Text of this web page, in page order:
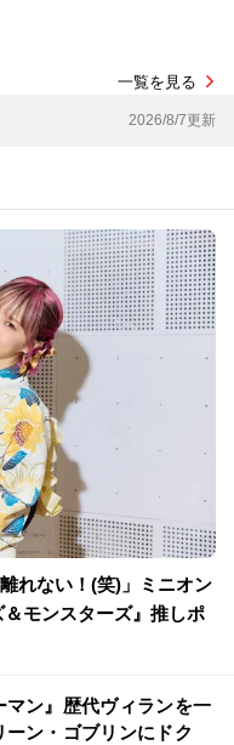
一覧を見る
2026/8/7更新
れない！(笑)」ミニオン
モンスターズ』推しポ
マン』歴代ヴィランを一
ーン・ゴブリンにドク